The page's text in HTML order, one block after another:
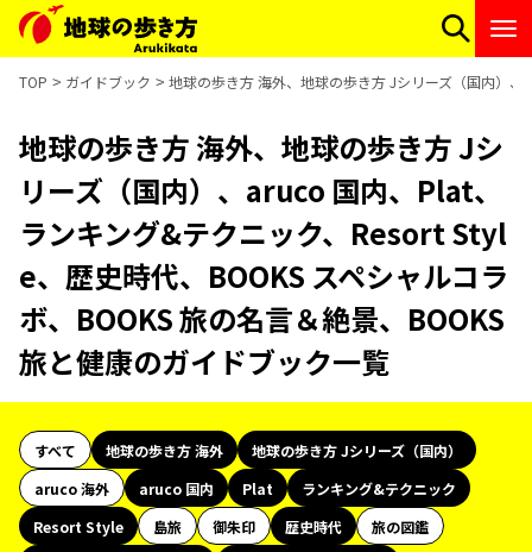
TOP ガイドブック 地球の歩き方 海外、地球の歩き方 Jシリーズ（国内）
地球の歩き方 海外、地球の歩き方 Jシ
リーズ（国内）、aruco 国内、Plat、
ランキング&テクニック、Resort Styl
e、歴史時代、BOOKS スペシャルコラ
ボ、BOOKS 旅の名言＆絶景、BOOKS
旅と健康のガイドブック一覧
すべて 地球の歩き方 海外
地球の歩き方 Jシリーズ（国内）
aruco 海外
aruco 国内 Plat
ランキング&テクニック
Resort Style
島旅 御朱印 歴史時代
旅の図鑑